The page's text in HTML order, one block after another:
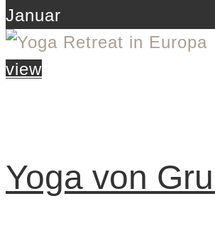
Januar
view
Yoga von